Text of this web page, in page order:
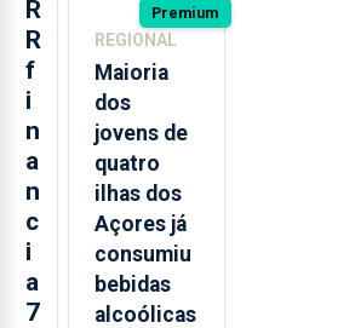
R
R
f
i
n
a
n
c
i
a
7
Premium
REGIONAL
Maioria
dos
jovens de
quatro
ilhas dos
Açores já
consumiu
bebidas
alcoólicas